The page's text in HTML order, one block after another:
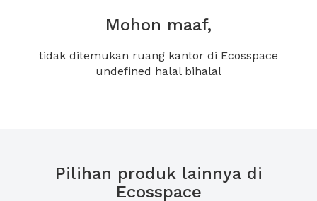
Mohon maaf,
tidak ditemukan ruang kantor di Ecosspace
undefined halal bihalal
Pilihan produk lainnya di
Ecosspace